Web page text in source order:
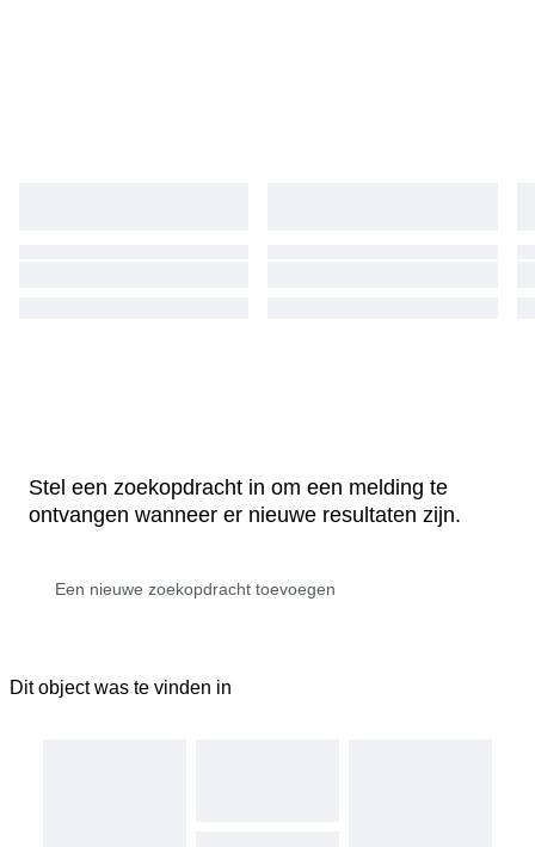
Stel een zoekopdracht in om een melding te
ontvangen wanneer er nieuwe resultaten zijn.
Dit object was te vinden in